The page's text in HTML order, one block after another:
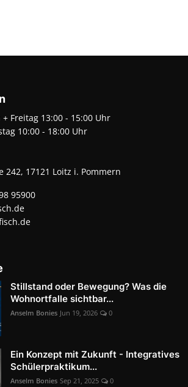
Freitag 13:00 - 15:00 Uhr
10:00 - 18:00 Uhr
242, 17121 Loitz i. Pommern
95900
Stillstand oder Bewegung? Was die
Wohnortfalle sichtbar...
Anselm Bonies Jun 19, 2026 0
Ein Konzept mit Zukunft - Integratives
Schülerpraktikum...
Anselm Bonies Sep 21, 2025 0